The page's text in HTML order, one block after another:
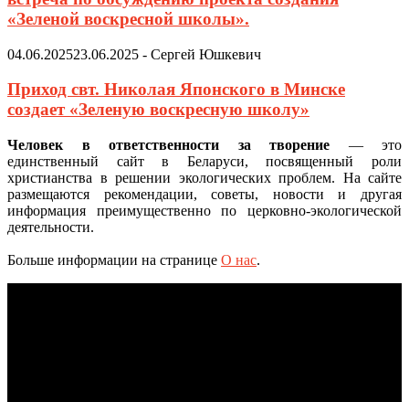
«Зеленой воскресной школы».
04.06.202523.06.2025 - Сергей Юшкевич
Приход свт. Николая Японского в Минске
создает «Зеленую воскресную школу»
Человек в ответственности за творение — это
единственный сайт в Беларуси, посвященный роли
христианства в решении экологических проблем. На сайте
размещаются рекомендации, советы, новости и другая
информация преимущественно по церковно-экологической
деятельности.
Больше информации на странице О нас.